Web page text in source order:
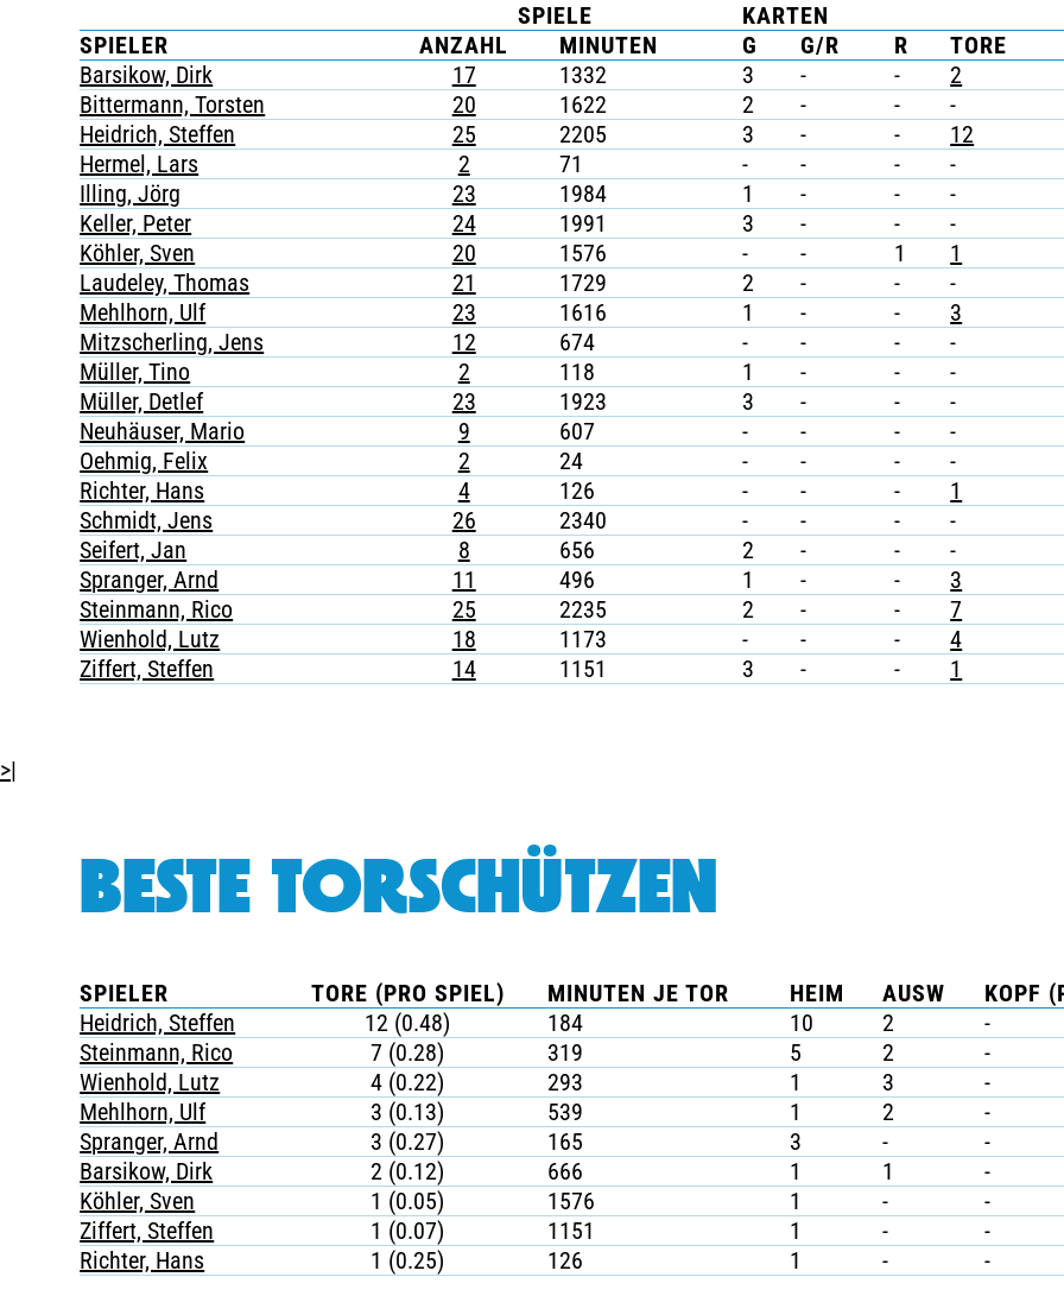
SPIELE
KARTEN
SPIELER
ANZAHL MINUTEN G G/R R
TORE
Barsikow, Dirk
17 1332 3 - -
2
Bittermann, Torsten
20 1622 2 - -
-
Heidrich, Steffen
25 2205 3 - -
12
Hermel, Lars
2 71 - - -
-
Illing, Jörg
23 1984 1 - -
-
Keller, Peter
24 1991 3 - -
-
Köhler, Sven
20 1576 - - 1
1
Laudeley, Thomas
21 1729 2 - -
-
Mehlhorn, Ulf
23 1616 1 - -
3
Mitzscherling, Jens
12 674 - - -
-
Müller, Tino
2 118 1 - -
-
Müller, Detlef
23 1923 3 - -
-
Neuhäuser, Mario
9 607 - - -
-
Oehmig, Felix
2 24 - - -
-
Richter, Hans
4 126 - - -
1
Schmidt, Jens
26 2340 - - -
-
Seifert, Jan
8 656 2 - -
-
Spranger, Arnd
11 496 1 - -
3
Steinmann, Rico
25 2235 2 - -
7
Wienhold, Lutz
18 1173 - - -
4
Ziffert, Steffen
14 1151 3 - - 1
>|
BESTE TORSCHÜTZEN
SPIELER TORE (PRO SPIEL) MINUTEN JE TOR HEIM AUSW
KOPF
Heidrich, Steffen
12 (0.48) 184 10 2
-
Steinmann, Rico
7 (0.28) 319 5 2
-
Wienhold, Lutz
4 (0.22) 293 1 3
-
Mehlhorn, Ulf
3 (0.13) 539 1 2
-
Spranger, Arnd
3 (0.27) 165 3 -
-
Barsikow, Dirk
2 (0.12) 666 1 1
-
Köhler, Sven
1 (0.05) 1576 1 -
-
Ziffert, Steffen
1 (0.07) 1151 1 -
-
Richter, Hans
1 (0.25) 126 1 - -